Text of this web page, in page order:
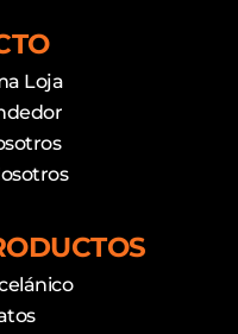
Loja